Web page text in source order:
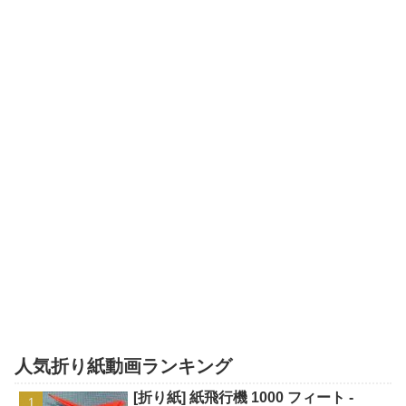
人気折り紙動画ランキング
[折り紙] 紙飛行機 1000 フィート -